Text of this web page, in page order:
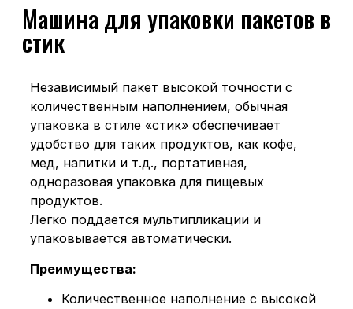
Машина для упаковки пакетов в
стик
Независимый пакет высокой точности с
количественным наполнением, обычная
упаковка в стиле «стик» обеспечивает
удобство для таких продуктов, как кофе,
мед, напитки и т.д., портативная,
одноразовая упаковка для пищевых
продуктов.
Легко поддается мультипликации и
упаковывается автоматически.
Преимущества:
Количественное наполнение с высокой